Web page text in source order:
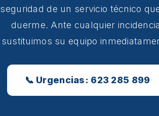
seguridad de un servicio técnico
duerme. Ante cualquier
sustituimos su equipo
📞 Urgencias: 623 285 899